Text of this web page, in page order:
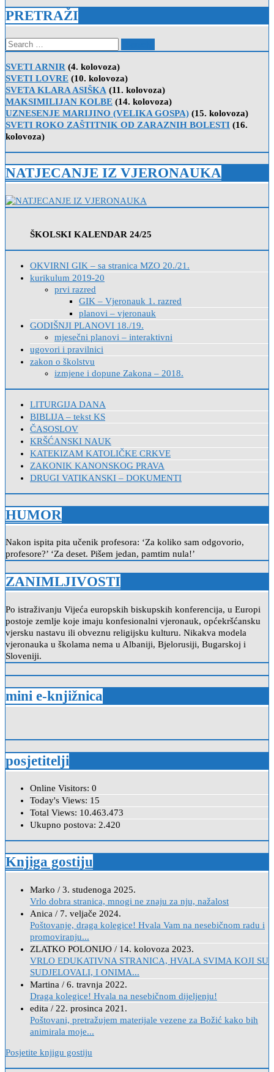
PRETRAŽI
Search
for:
SVETI ARNIR (4. kolovoza)
SVETI LOVRE (10. kolovoza)
SVETA KLARA ASIŠKA (11. kolovoza)
MAKSIMILIJAN KOLBE (14. kolovoza)
UZNESENJE MARIJINO (VELIKA GOSPA) (15. kolovoza)
SVETI ROKO ZAŠTITNIK OD ZARAZNIH BOLESTI (16.
kolovoza)
NATJECANJE IZ VJERONAUKA
ŠKOLSKI KALENDAR 24/25
OKVIRNI GIK – sa stranica MZO 20./21.
kurikulum 2019-20
prvi razred
GIK – Vjeronauk 1. razred
planovi – vjeronauk
GODIŠNJI PLANOVI 18./19.
mjesečni planovi – interaktivni
ugovori i pravilnici
zakon o školstvu
izmjene i dopune Zakona – 2018.
LITURGIJA DANA
BIBLIJA – tekst KS
ČASOSLOV
KRŠĆANSKI NAUK
KATEKIZAM KATOLIČKE CRKVE
ZAKONIK KANONSKOG PRAVA
DRUGI VATIKANSKI – DOKUMENTI
HUMOR
Nakon ispita pita učenik profesora: ‘Za koliko sam odgovorio,
profesore?’ ‘Za deset. Pišem jedan, pamtim nula!’
ZANIMLJIVOSTI
Po istraživanju Vijeća europskih biskupskih konferencija, u Europi
postoje zemlje koje imaju konfesionalni vjeronauk, općekršćansku
vjersku nastavu ili obveznu religijsku kulturu. Nikakva modela
vjeronauka u školama nema u Albaniji, Bjelorusiji, Bugarskoj i
Sloveniji.
mini e-knjižnica
posjetitelji
Online Visitors: 0
Today's Views: 15
Total Views: 10.463.473
Ukupno postova: 2.420
Knjiga gostiju
Marko / 3. studenoga 2025.
Vrlo dobra stranica, mnogi ne znaju za nju, nažalost
Anica / 7. veljače 2024.
Poštovanje, draga kolegice! Hvala Vam na nesebičnom radu i
promoviranju...
ZLATKO POLONIJO / 14. kolovoza 2023.
VRLO EDUKATIVNA STRANICA, HVALA SVIMA KOJI SU
SUDJELOVALI, I ONIMA...
Martina / 6. travnja 2022.
Draga kolegice! Hvala na nesebičnom dijeljenju!
edita / 22. prosinca 2021.
Poštovani, pretražujem materijale vezene za Božić kako bih
animirala moje...
Posjetite knjigu gostiju